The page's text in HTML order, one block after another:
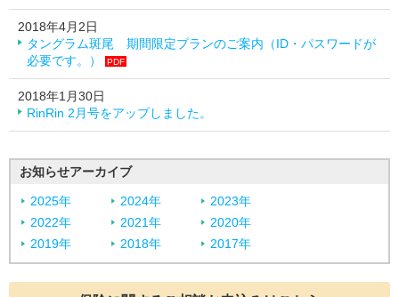
2018年4月2日
タングラム斑尾 期間限定プランのご案内（ID・パスワードが
必要です。）
PDF
2018年1月30日
RinRin 2月号をアップしました。
お知らせアーカイブ
2025年 2024年
2023年
2022年
2021年
2020年
2019年
2018年 2017年